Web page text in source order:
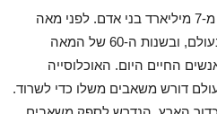
האוכלוסייה העולמית מונה יותר מ-7 מיליארד בני אדם. לפני מאה
שנה היו כ-1.6 מיליארד אנשים בעולם, ובשנות ה-60 של המאה
החיים היום. האוכלוסייה
דורש משאבים משלו כדי לשרוד.